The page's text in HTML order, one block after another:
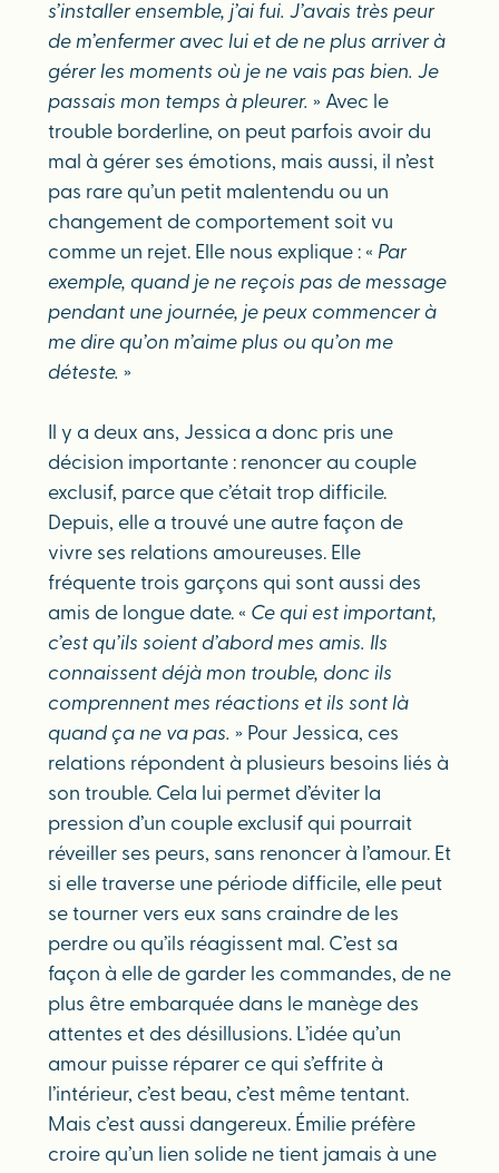
s’installer ensemble, j’ai fui. J’avais très peur
de m’enfermer avec lui et de ne plus arriver à
gérer les moments où je ne vais pas bien. Je
passais mon temps à pleurer. » Avec le
trouble borderline, on peut parfois avoir du
mal à gérer ses émotions, mais aussi, il n’est
pas rare qu’un petit malentendu ou un
changement de comportement soit vu
comme un rejet. Elle nous explique : « Par
exemple, quand je ne reçois pas de message
pendant une journée, je peux commencer à
me dire qu’on m’aime plus ou qu’on me
déteste. »
Il y a deux ans, Jessica a donc pris une
décision importante : renoncer au couple
exclusif, parce que c’était trop difficile.
Depuis, elle a trouvé une autre façon de
vivre ses relations amoureuses. Elle
fréquente trois garçons qui sont aussi des
amis de longue date. « Ce qui est important,
c’est qu’ils soient d’abord mes amis. Ils
connaissent déjà mon trouble, donc ils
comprennent mes réactions et ils sont là
quand ça ne va pas. » Pour Jessica, ces
relations répondent à plusieurs besoins liés à
son trouble. Cela lui permet d’éviter la
pression d’un couple exclusif qui pourrait
réveiller ses peurs, sans renoncer à l’amour. Et
si elle traverse une période difficile, elle peut
se tourner vers eux sans craindre de les
perdre ou qu’ils réagissent mal. C’est sa
façon à elle de garder les commandes, de ne
plus être embarquée dans le manège des
attentes et des désillusions. L’idée qu’un
amour puisse réparer ce qui s’effrite à
l’intérieur, c’est beau, c’est même tentant.
Mais c’est aussi dangereux. Émilie préfère
croire qu’un lien solide ne tient jamais à une